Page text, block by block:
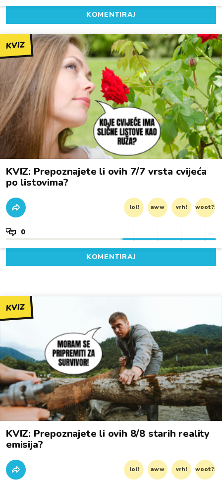
KOMENTIRAJ
KVIZ
KVIZ: Prepoznajete li ovih 7/7 vrsta cvijeća
po listovima?
lol! aww vrh! woot?!
0
KOMENTIRAJ
KVIZ
KVIZ: Prepoznajete li ovih 8/8 starih reality
emisija?
lol! aww vrh! woot?!